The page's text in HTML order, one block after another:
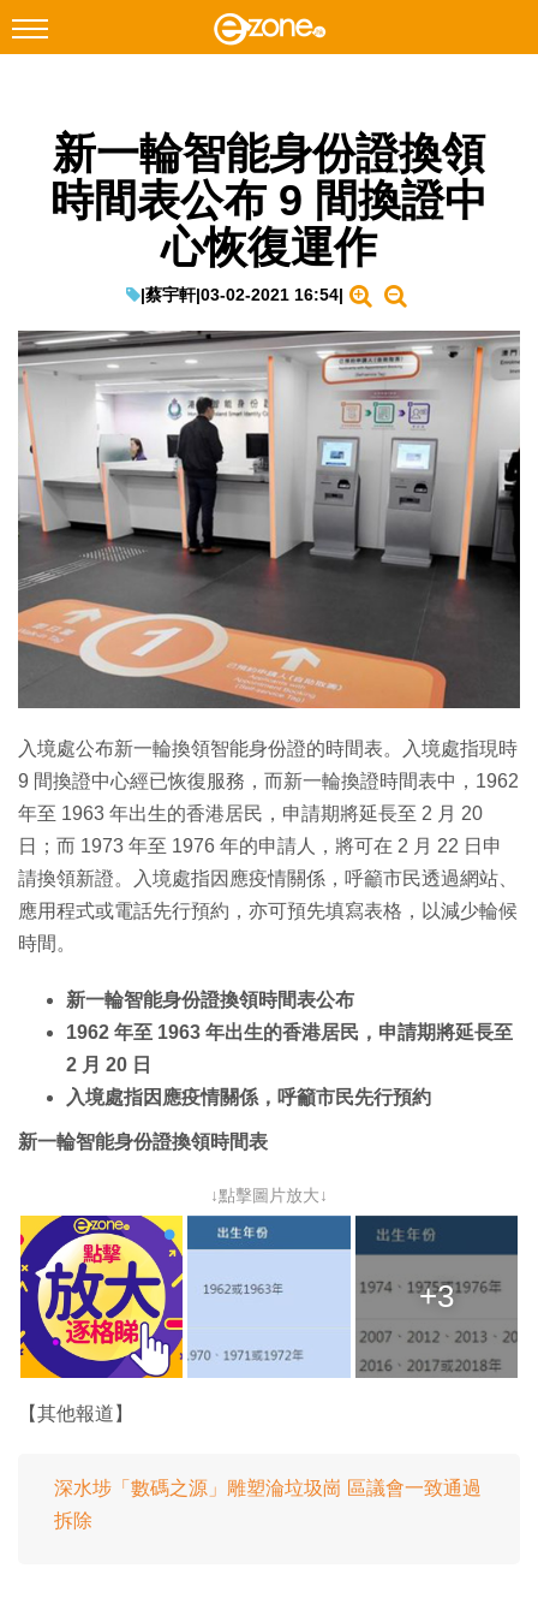
Facebook Instagram
科技焦點
教學評測
EduTech
IT Times
生成式AI與雲端應用
Enterprise Digital Transformation
特集
新一輪智能身份證換領
時間表公布 9 間換證中
心恢復運作
|蔡宇軒|03-02-2021 16:54|
入境處公布新一輪換領智能身份證的時間表。入境處指現時
9 間換證中心經已恢復服務，而新一輪換證時間表中，1962
年至 1963 年出生的香港居民，申請期將延長至 2 月 20
日；而 1973 年至 1976 年的申請人，將可在 2 月 22 日申
請換領新證。入境處指因應疫情關係，呼籲市民透過網站、
應用程式或電話先行預約，亦可預先填寫表格，以減少輪候
時間。
新一輪智能身份證換領時間表公布
1962 年至 1963 年出生的香港居民，申請期將延長至
2 月 20 日
入境處指因應疫情關係，呼籲市民先行預約
新一輪智能身份證換領時間表
↓點擊圖片放大↓
+3
【其他報道】
深水埗「數碼之源」雕塑淪垃圾崗 區議會一致通過
拆除